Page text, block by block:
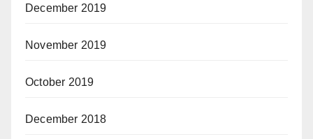
December 2019
November 2019
October 2019
December 2018